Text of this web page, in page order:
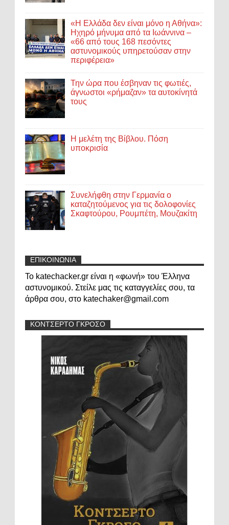
«Η Ελλάδα δεν είναι μόνο η Αθήνα»:
Ηχηρό μήνυμα από τα Ιωάννινα –
«66 από τους 168 πεσόντες
αστυνομικούς υπηρετούσαν στην
περιφέρεια»
Την ώρα που έσβηναν τις φωτιές,
άγνωστοι «ρήμαζαν» τα αυτοκίνητά
τους
Η μελέτη της Βίβλου. Πόση
υποκρισία
Συνελήφθη στην Γερμανία ο
καταζητούμενος για τις δολοφονίες
Σκαφτούρου, Ρουμπέτη, Μουζακίτη
ΕΠΙΚΟΙΝΩΝΙΑ
Το katechacker.gr είναι η «φωνή» του Έλληνα
αστυνομικού. Στείλε μας τις καταγγελίες σου, τα
άρθρα σου, στο katechaker@gmail.com
ΚΟΝΤΣΕΡΤΟ ΓΚΡΟΣΟ